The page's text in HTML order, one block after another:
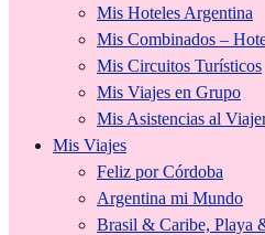
Mis Hoteles Argentina
Mis Combinados –
Mis Circuitos Turísticos
Mis Viajes en Grupo
Mis Asistencias al
Mis Viajes
Feliz por Córdoba
Argentina mi Mundo
Brasil & Caribe, Playa